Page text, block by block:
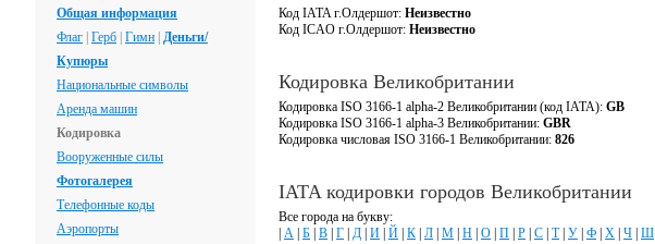
Общая информация
Флаг Герб Гимн Деньги/
Купюры
Национальные символы
Аренда машин
Кодировка
Вооруженные силы
Фотогалерея
Телефонные коды
Аэропорты
Код IATA г.Олдершот: Неизвестно
Код ICAO г.Олдершот: Неизвестно
Кодировка Великобритании
Кодировка ISO 3166-1 alpha-2 Великобритании (код IATA): GB
Кодировка ISO 3166-1 alpha-3 Великобритании: GBR
Кодировка числовая ISO 3166-1 Великобритании: 826
IATA кодировки городов Великобритании
Все города на букву:
А Б В Г Д И Й К Л М Н О П Р С Т| У Ф Х Ч Ш